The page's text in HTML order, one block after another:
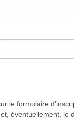
le formulaire
éventuellement, le